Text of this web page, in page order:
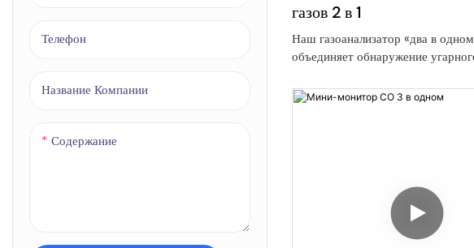
Телефон
Название Компании
Содержание
газов 2 в 1
Наш газоанализатор «два в
объединяет обнаружение
портативном устройстве, что